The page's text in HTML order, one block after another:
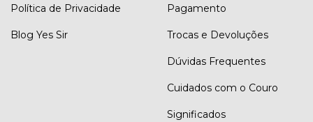
Política de Privacidade
Blog Yes Sir
Pagamento
Trocas e Devoluções
Dúvidas Frequentes
Cuidados com o Couro
Significados